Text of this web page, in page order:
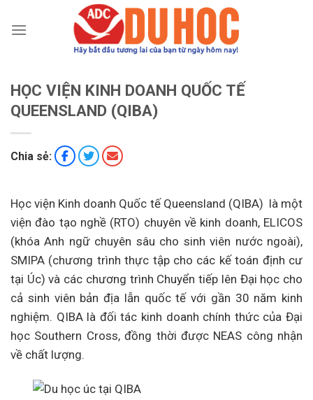
đến
HỌC VIỆN KINH DOANH QUỐC TẾ
QUEENSLAND (QIBA)
Chia sẻ:
Học viện Kinh doanh Quốc tế Queensland (QIBA) là một
viện đào tạo nghề (RTO) chuyên về kinh doanh, ELICOS
(khóa Anh ngữ chuyên sâu cho sinh viên nước ngoài),
SMIPA (chương trình thực tập cho các kế toán định cư
tại Úc) và các chương trình Chuyển tiếp lên Đại học cho
cả sinh viên bản địa lẫn quốc tế với gần 30 năm kinh
nghiệm. QIBA là đối tác kinh doanh chính thức của Đại
học Southern Cross, đồng thời được NEAS công nhận
về chất lượng.